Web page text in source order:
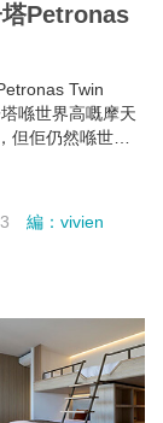
Petronas
Twin
喺世界高嘅摩天
佢仍然喺世界
編：vivien